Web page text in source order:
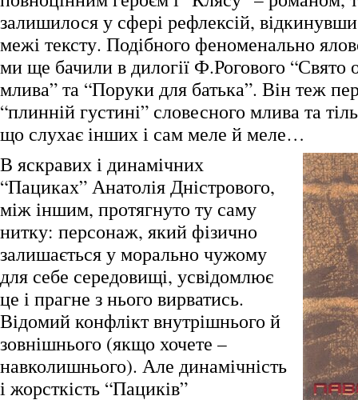
залишилося у сфері рефлексій,
межі тексту. Подібного феноменально
ми ще бачили в дилогії Ф.Рогового “Свято
млива” та “Поруки для батька”. Він теж
“плинній густині” словесного млива та
що слухає інших і сам меле й меле…
В яскравих і динамічних
“Пациках” Анатолія Дністрового,
між іншим, протягнуто ту саму
нитку: персонаж, який фізично
залишається у морально чужому
для себе середовищі, усвідомлює
це і прагне з нього вирватись.
Відомий конфлікт внутрішнього й
зовнішнього (якщо хочете –
навколишнього). Але динамічність
і жорсткість “Пациків”